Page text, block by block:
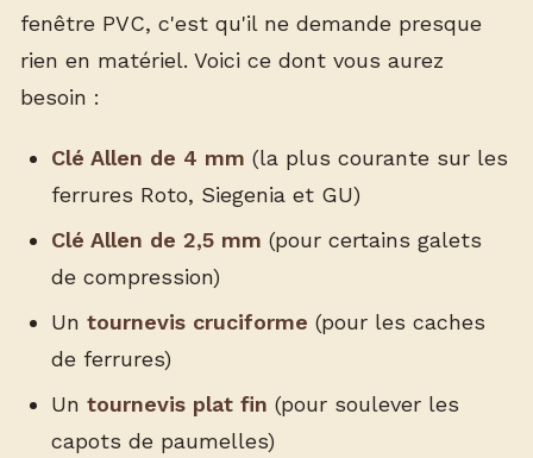
fenêtre PVC, c'est qu'il ne demande presque
rien en matériel. Voici ce dont vous aurez
besoin :
Clé Allen de 4 mm (la plus courante sur les
ferrures Roto, Siegenia et GU)
Clé Allen de 2,5 mm (pour certains galets
de compression)
Un tournevis cruciforme (pour les caches
de ferrures)
Un tournevis plat fin (pour soulever les
capots de paumelles)